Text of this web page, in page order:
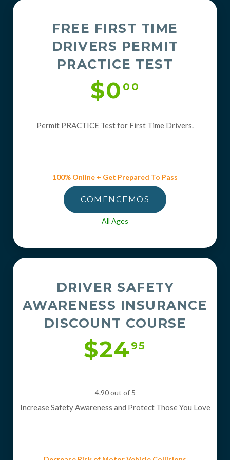
FREE FIRST TIME
DRIVERS PERMIT
PRACTICE TEST
$0 00
Permit PRACTICE Test for First Time Drivers.
100% Online + Get Prepared To Pass
COMENCEMOS
All Ages
DRIVER SAFETY
AWARENESS INSURANCE
DISCOUNT COURSE
$2495
4.90 out of 5
Increase Safety Awareness and Protect Those You Love